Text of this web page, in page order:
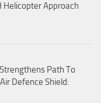
Helicopter Approach
Path To
Defence Shield: